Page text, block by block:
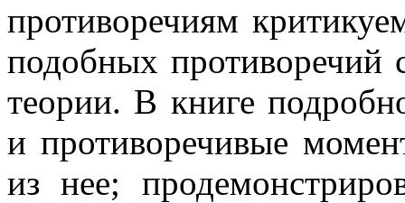
противоречиям
подобных противоречий
теории. В книге
и противоречивые
из нее;